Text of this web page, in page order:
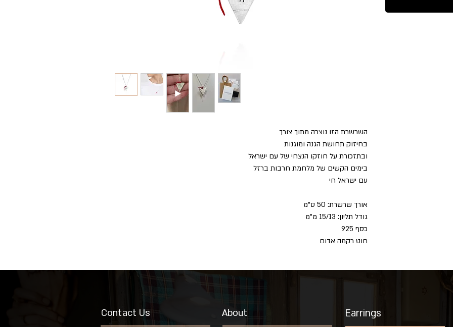
השרשרת הזו נוצרה מתוך צורך
בחיזוק תחושת הגנה ומוגנות
ובתזכורת על חוזקו הנצחי של עם ישראל
בימים הקשים של מלחמת חרבות ברזל
עם ישראל חי
אורך שרשרת: 50 ס"מ
גודל תליון: 15/13 מ"מ
כסף 925
חוט רקמה אדום
Contact Us About Earrings